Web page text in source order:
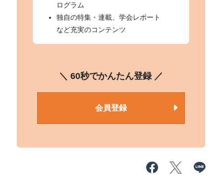
ログラム
独自の特集・連載、学会レポート
など充実のコンテンツ
＼ 60秒でかんたん登録 ／
会員登録